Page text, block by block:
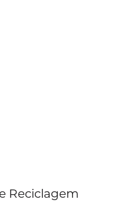
Reciclagem